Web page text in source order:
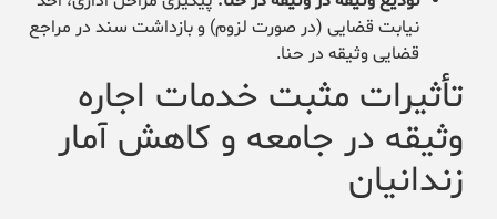
نیابت قضایی (در صورت لزوم) و بازداشت سند در مراجع
قضایی وثیقه در حنا.
تأثیرات مثبت خدمات اجاره
وثیقه در جامعه و کاهش آمار
زندانیان